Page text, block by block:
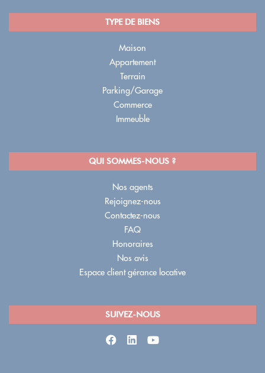
TYPE DE BIENS
Maison
Appartement
Terrain
Parking/Garage
Commerce
Immeuble
QUI SOMMES-NOUS ?
Nos agents
Rejoignez-nous
Contactez-nous
FAQ
Honoraires
Nos avis
Espace client gérance locative
SUIVEZ-NOUS